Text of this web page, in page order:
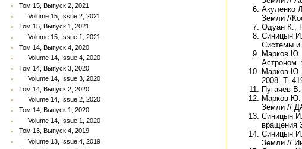
Том 15, Выпуск 2, 2021
Volume 15, Issue 2, 2021
Том 15, Выпуск 1, 2021
Volume 15, Issue 1, 2021
Том 14, Выпуск 4, 2020
Volume 14, Issue 4, 2020
Том 14, Выпуск 3, 2020
Volume 14, Issue 3, 2020
Том 14, Выпуск 2, 2020
Volume 14, Issue 2, 2020
Том 14, Выпуск 1, 2020
Volume 14, Issue 1, 2020
Том 13, Выпуск 4, 2019
Volume 13, Issue 4, 2019
Акуленко
Земли //
Одуан К.,
Синицын
Системы и
Марков Ю.
Астроном.
Марков Ю.
2008. Т.
Пугачев
Марков Ю.
Земли //
Синицын
вращения
Синицын
Земли //